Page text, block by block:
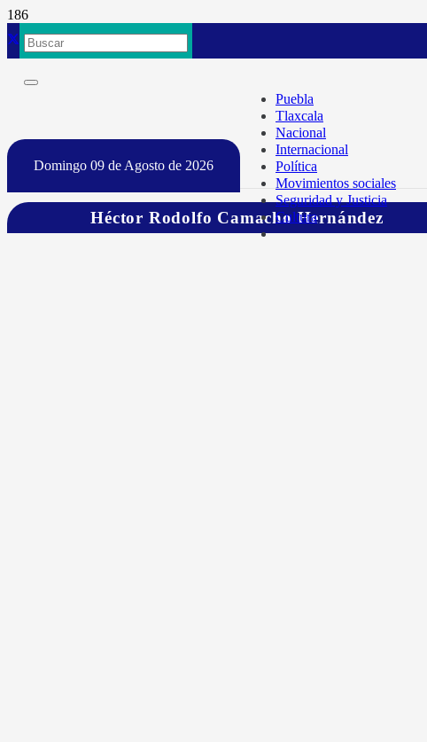
Domingo 09 de Agosto de 2026
Puebla
Tlaxcala
Nacional
Internacional
Política
Movimientos sociales
Seguridad y Justicia
Cultura
Héctor Rodolfo Camacho Hernández